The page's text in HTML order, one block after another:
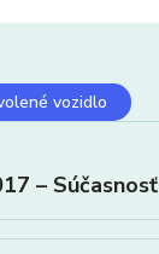
vozidlo
– Súčasnosť